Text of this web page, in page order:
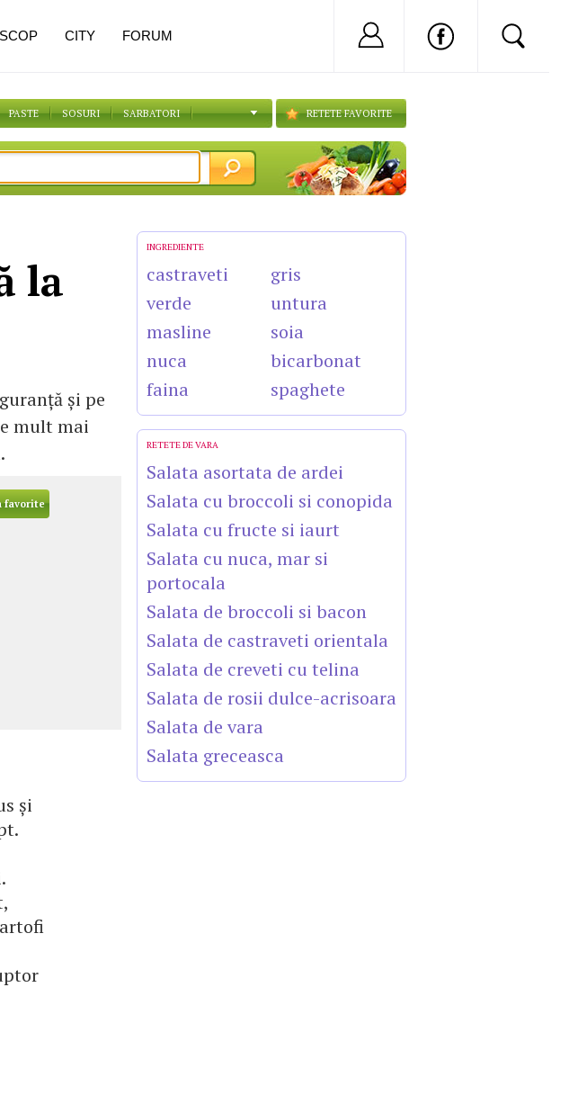
PASTE SOSURI SARBATORI RETETE FAVORITE
la
și pe
mult mai
favorite
și
INGREDIENTE
castraveti
verde
masline
nuca
faina
gris
untura
soia
bicarbonat
spaghete
RETETE DE VARA
Salata asortata de ardei
Salata cu broccoli si conopida
Salata cu fructe si iaurt
Salata cu nuca, mar si
portocala
Salata de broccoli si bacon
Salata de castraveti orientala
Salata de creveti cu telina
Salata de rosii dulce-acrisoara
Salata de vara
Salata greceasca
CITY FORUM Nu ai cont?